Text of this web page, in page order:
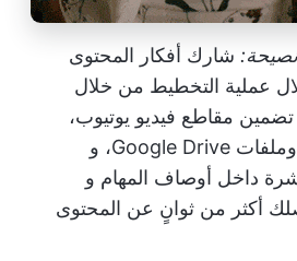
نصيحة: شارك أفكار المحتوى
عملية التخطيط من خلال
تضمين مقاطع فيديو يوتيوب،
داخل أوصاف المهام و
أكثر من ثوانٍ عن المحتوى